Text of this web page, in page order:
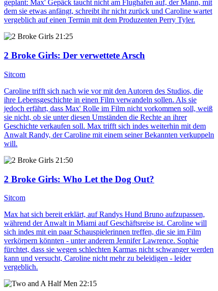
geplant: Max' Gepäck taucht nicht am Flughafen auf, der Mann, mit
dem sie etwas anfängt, schreibt ihr nicht zurück und Caroline wartet
vergeblich auf einen Termin mit dem Produzenten Perry Tyler.
21:25
2 Broke Girls: Der verwettete Arsch
Sitcom
Caroline trifft sich nach wie vor mit den Autoren des Studios, die
ihre Lebensgeschichte in einen Film verwandeln sollen. Als sie
jedoch erfährt, dass Max' Rolle im Film nicht vorkommen soll, weiß
sie nicht, ob sie unter diesen Umständen die Rechte an ihrer
Geschichte verkaufen soll. Max trifft sich indes weiterhin mit dem
Anwalt Randy, der Caroline mit einem seiner Bekannten verkuppeln
will.
21:50
2 Broke Girls: Who Let the Dog Out?
Sitcom
Max hat sich bereit erklärt, auf Randys Hund Bruno aufzupassen,
während der Anwalt in Miami auf Geschäftsreise ist. Caroline will
sich indes mit ein paar Schauspielerinnen treffen, die sie im Film
verkörpern könnten - unter anderem Jennifer Lawrence. Sophie
fürchtet, dass sie wegen schlechten Karmas nicht schwanger werden
kann und versucht, Caroline nicht mehr zu beleidigen - leider
vergeblich.
22:15